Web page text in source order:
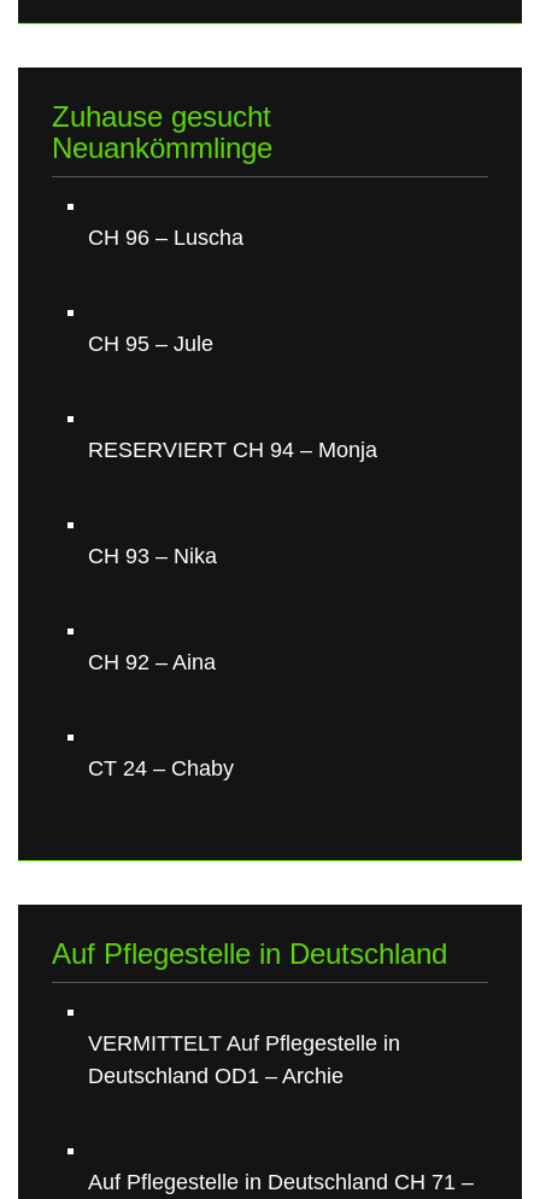
Zuhause gesucht
Neuankömmlinge
CH 96 – Luscha
CH 95 – Jule
RESERVIERT CH 94 – Monja
CH 93 – Nika
CH 92 – Aina
CT 24 – Chaby
Auf Pflegestelle in Deutschland
VERMITTELT Auf Pflegestelle in
Deutschland OD1 – Archie
Auf Pflegestelle in Deutschland CH 71 –